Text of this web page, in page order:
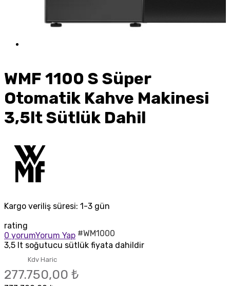
WMF 1100 S Süper
Otomatik Kahve Makinesi
3,5lt Sütlük Dahil
Kargo veriliş süresi: 1-3 gün
rating
0 yorumYorum Yap #WM1000
3,5 lt soğutucu sütlük fiyata dahildir
Kdv Haric
277.750,00 ₺